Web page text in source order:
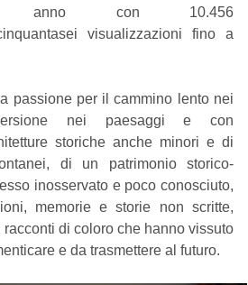
anno con 10.456
visualizzazioni fino a
passione per il cammino lento nei
nei paesaggi e con
storiche anche minori e di
di un patrimonio storico-
inosservato e poco conosciuto,
memorie e storie non scritte,
racconti di coloro che hanno vissuto
e da trasmettere al futuro.